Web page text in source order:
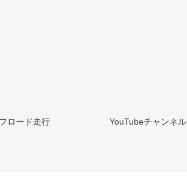
ロード走行 YouTubeチャンネル